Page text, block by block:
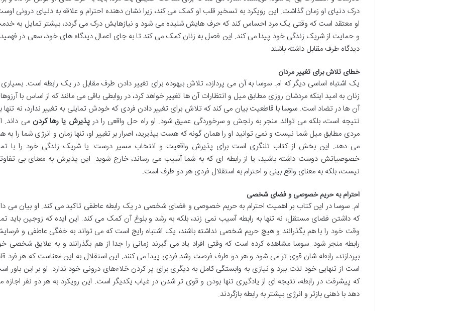
درک دنیای او زمان گذاشت. این رویکرد به تسخیر قلب او کمک می کند، زیرا نشان دهنده احترام و علاقه به دنیای درونی
او معتقد است که وقتی یک مرد احساس کند که حرف هایش شنیده می شود و نیازهایش درک می گردد، بیشتر تمایل به
و حمایت از شریک زندگی خود پیدا می کند. این فصل به زنان کمک می کند تا به جای اعمال دیدگاه های خود، سعی در
دیدگاه طرف مقابل داشته باشند.
خطای تلاش برای تغییر مردان
یک اشتباه اساسی دیگر که ام. سوسا به آن می پردازد، تلاش بیهوده برای تغییر دادن طرف مقابل در یک رابطه است. بسیاری
زنان به امید اینکه مردشان روزی مطابق میل و انتظارات آن ها تغییر خواهد کرد، در روابطی باقی می مانند که از اساس با
آن ها در تضاد است. سوسا با قاطعیت بیان می کند که تلاش برای تغییر دادن فردی که خودش تمایلی به تغییر ندارد، نه تنها
نتیجه است، بلکه می تواند منجر به رنجش و سرخوردگی عمیق شود. او راه حل واقعی را درپذیرش یا رها کردن می داند.
مردی مطابق میل شما نیست و نمی توانید او را همان گونه که هست بپذیرید، اصرار بر تغییر او، تنها زمان و انرژی شما را به
می دهد. این بخش از کتاب تلنگری است برای پذیرش واقعیت و انتخاب مسیر درست: یا شریک زندگی خود را با
خصوصیاتش دوست داشته باشید، یا از رابطه ای که به شما آسیب می رساند، خارج شوید. این پذیرش به معنای بی
نیست، بلکه به معنای واقع بینی و احترام به استقلال فردی هر دو طرف است.
احترام به حریم خصوصی و فضای شخصی
ام. سوسا در این کتاب بر اهمیت احترام به حریم خصوصی و فضای شخصی در یک رابطه عاطفی تاکید می کند. او بیان می
که داشتن فضای مستقل، نه تنها به رابطه آسیب نمی زند، بلکه به رشد و بلوغ آن کمک می کند. این ایده که زوجین باید
وقت خود را با هم بگذرانند و هیچ حریم شخصی نداشته باشند، یک اشتباه رایج است که می تواند به خفگی عاطفی و
رابطه منجر شود. سوسا مشاهده کرده است که وقتی افراد یاد می گیرند زمانی را جدا از هم بگذرانند و به علایق شخصی
بپردازند، رابطه شان قوی تر می شود و هر دو طرف فرصت رشد فردی پیدا می کنند. این استقلال به این معناست که هر فرد
است از تنهایی خود لذت ببرد و نیازی به وابستگی کامل به دیگری برای پر کردن خلاءهای درونی خود ندارد. او بر این باور
که پیشرفت در رابطه، نتیجه ای از یادگیری تنها بودن و قوی تر شدن در غیاب یکدیگر است. این رویکرد به هر دو نفر اجازه
دهد با ذهنی بازتر و انرژی بیشتر به رابطه بازگردند.